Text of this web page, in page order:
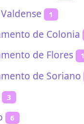
1
de Colonia
de Flores 1
de Soriano
3
6